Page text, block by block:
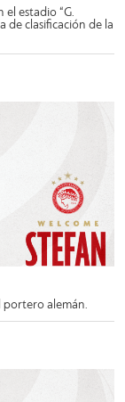
estadio “G.
de clasificación de la
portero alemán.